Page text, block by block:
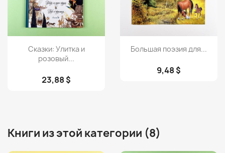
Просмотр
Сказки: Улитка и
розовый...
23,88 $
Просмотр
Большая поэзия для...
9,48 $
Книги из этой категории (8)